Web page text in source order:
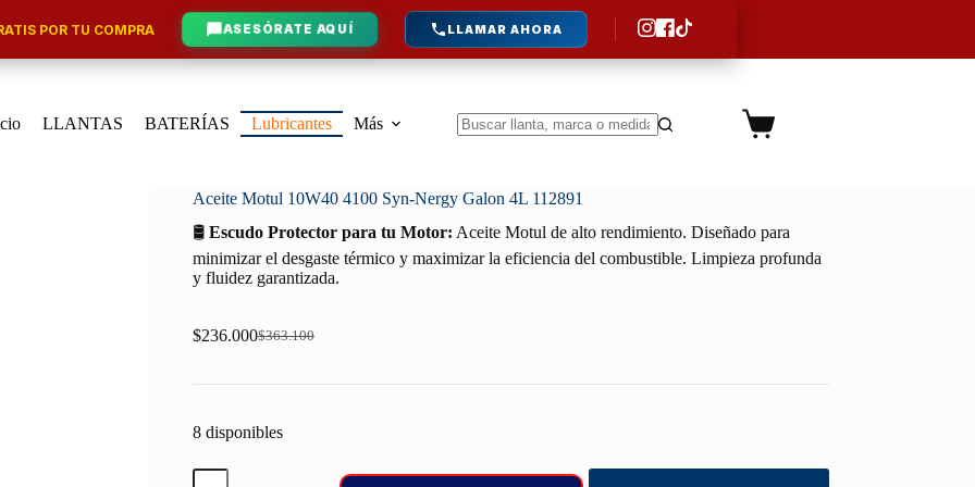
POR TU COMPRA ASESÓRATE AQUÍ LLAMAR AHORA
LLANTAS BATERÍAS Lubricantes
Más
Carro
Aceite Motul 10W40 4100 Syn-Nergy Galon 4L 112891
🛢️ Escudo Protector para tu Motor: Aceite Motul de alto rendimiento. Diseñado para
minimizar el desgaste térmico y maximizar la eficiencia del combustible. Limpieza profunda
y fluidez garantizada.
$363.100
Original
was:
$236.000Current
is:
8 disponibles
Aceite